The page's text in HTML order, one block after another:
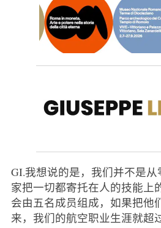
GI.我想说的是，我们并不是
家把一切都寄托在人的技能上
会由五名成员组成，如果把他
来，我们的航空职业生涯就超